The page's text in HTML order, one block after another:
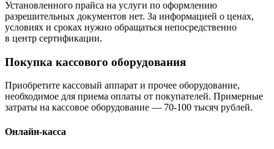
Установленного прайса на услуги по оформлению
разрешительных документов нет. За информацией о ценах,
условиях и сроках нужно обращаться непосредственно
в центр сертификации.
Покупка кассового оборудования
Приобретите кассовый аппарат и прочее оборудование,
необходимое для приема оплаты от покупателей. Примерные
затраты на кассовое оборудование — 70-100 тысяч рублей.
Онлайн-касса